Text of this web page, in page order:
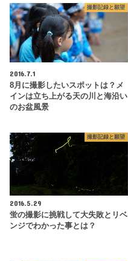
撮影記録と願望
2016.7.1
8月に撮影したいスポットは？メ
インは立ち上がる天の川と海沿い
のお盆風景
撮影記録と願望
2016.5.29
蛍の撮影に挑戦して大失敗とリベ
ンジでわかった事とは？